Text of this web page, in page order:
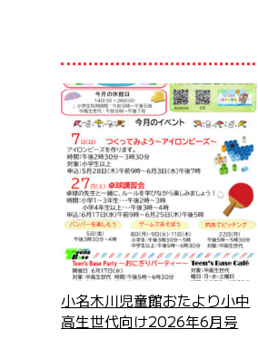
小名木川児童館おたより小中
高生世代向け2026年6月号